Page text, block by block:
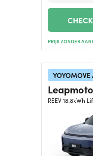
PRIJS ZONDER
REEV 18.8kWh